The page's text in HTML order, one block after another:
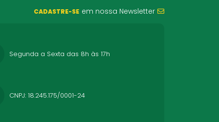
CADASTRE-SE em nossa Newsletter
Segunda a Sexta das 8h às 17h
CNPJ: 18.245.175/0001-24